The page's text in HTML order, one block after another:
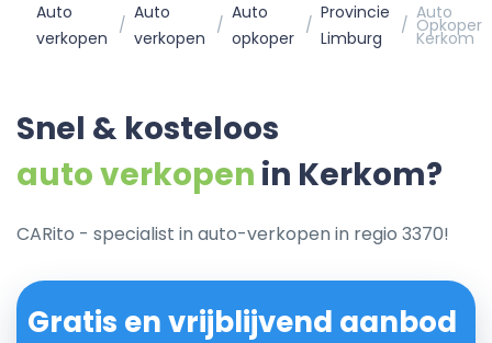
Auto
verkopen
Auto
verkopen
Auto
opkoper
Provincie
Limburg
Auto
Opkoper
Kerkom
Snel & kosteloos
auto verkopen in Kerkom?
CARito - specialist in auto-verkopen in regio 3370!
Gratis en vrijblijvend aanbod